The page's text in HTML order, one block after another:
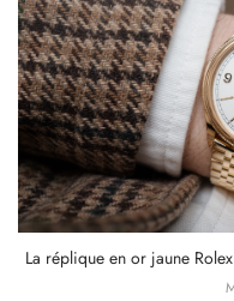
La réplique en or jaune